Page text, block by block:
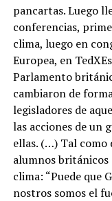
pancartas. Luego
conferencias,
clima, luego en
Europea, en
Parlamento
cambiaron de
legisladores de
las acciones de un
ellas. (…) Tal como
alumnos británicos
clima: “Puede que
nostros somos el